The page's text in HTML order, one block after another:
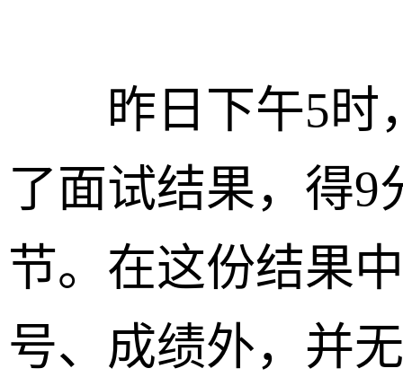
昨日下午5时
了面试结果，得9
节。在这份结果
号、成绩外，并